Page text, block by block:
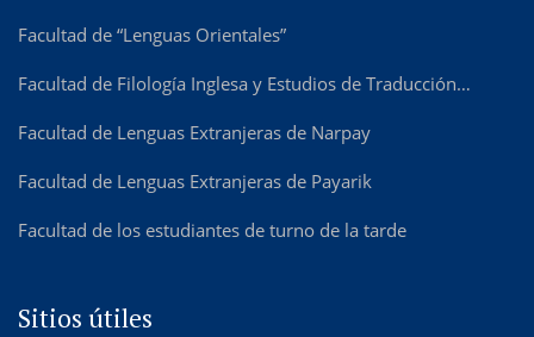
Facultad de “Lenguas Orientales”
Facultad de Filología Inglesa y Estudios de Traducción…
Facultad de Lenguas Extranjeras de Narpay
Facultad de Lenguas Extranjeras de Payarik
Facultad de los estudiantes de turno de la tarde
Sitios útiles